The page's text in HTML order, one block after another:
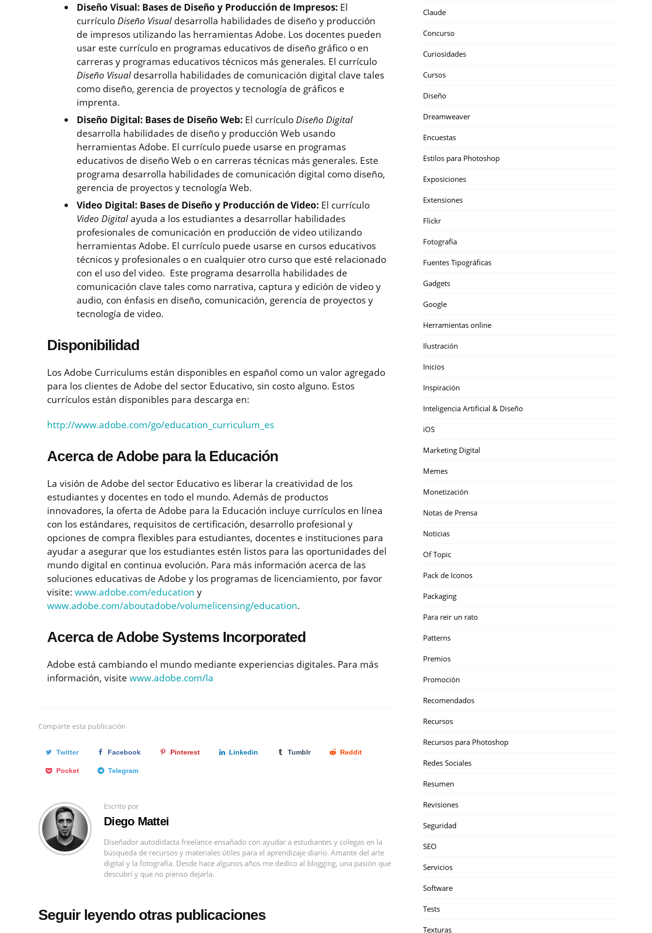
Diseño Visual: Bases de Diseño y Producción de Impresos: El
currículoDiseño Visual desarrolla habilidades de diseño y producción
de impresos utilizando las herramientas Adobe. Los docentes pueden
usar este currículo en programas educativos de diseño gráfico o en
carreras y programas educativos técnicos más generales. El currículo
Diseño Visual desarrolla habilidades de comunicación digital clave tales
como diseño, gerencia de proyectos y tecnología de gráficos e
imprenta.
Diseño Digital: Bases de Diseño Web: El currículoDiseño Digital
desarrolla habilidades de diseño y producción Web usando
herramientas Adobe. El currículo puede usarse en programas
educativos de diseño Web o en carreras técnicas más generales. Este
programa desarrolla habilidades de comunicación digital como diseño,
gerencia de proyectos y tecnología Web.
Video Digital: Bases de Diseño y Producción de Video: El currículo
Video Digital ayuda a los estudiantes a desarrollar habilidades
profesionales de comunicación en producción de video utilizando
herramientas Adobe. El currículo puede usarse en cursos educativos
técnicos y profesionales o en cualquier otro curso que esté relacionado
con el uso del video. Este programa desarrolla habilidades de
comunicación clave tales como narrativa, captura y edición de video y
audio, con énfasis en diseño, comunicación, gerencia de proyectos y
tecnología de video.
Disponibilidad
Los Adobe Curriculums están disponibles en español como un valor agregado
para los clientes de Adobe del sector Educativo, sin costo alguno. Estos
currículos están disponibles para descarga en:
http://www.adobe.com/go/education_curriculum_es
Acerca de Adobe para la Educación
La visión de Adobe del sector Educativo es liberar la creatividad de los
estudiantes y docentes en todo el mundo. Además de productos
innovadores, la oferta de Adobe para la Educación incluye currículos en línea
con los estándares, requisitos de certificación, desarrollo profesional y
opciones de compra flexibles para estudiantes, docentes e instituciones para
ayudar a asegurar que los estudiantes estén listos para las oportunidades del
mundo digital en continua evolución. Para más información acerca de las
soluciones educativas de Adobe y los programas de licenciamiento, por favor
visite: www.adobe.com/education y
www.adobe.com/aboutadobe/volumelicensing/education.
Acerca de Adobe Systems Incorporated
Adobe está cambiando el mundo mediante experiencias digitales. Para más
información, visite www.adobe.com/la
Comparte esta publicación
Twitter Facebook Pinterest Linkedin Tumblr Reddit
Pocket Telegram
Escrito por
Diego Mattei
Diseñador autodidacta freelance ensañado con ayudar a estudiantes y colegas en la
búsqueda de recursos y materiales útiles para el aprendizaje diario. Amante del arte
digital y la fotografía. Desde hace algunos años me dedico al blogging, una pasión que
descubrí y que no pienso dejarla.
Seguir leyendo otras publicaciones
Claude
Concurso
Curiosidades
Cursos
Diseño
Dreamweaver
Encuestas
Estilos para Photoshop
Exposiciones
Extensiones
Flickr
Fotografía
Fuentes Tipográficas
Gadgets
Google
Herramientas online
Ilustración
Inicios
Inspiración
Inteligencia Artificial & Diseño
iOS
Marketing Digital
Memes
Monetización
Notas de Prensa
Noticias
Of Topic
Pack de Iconos
Packaging
Para reir un rato
Patterns
Premios
Promoción
Recomendados
Recursos
Recursos para Photoshop
Redes Sociales
Resumen
Revisiones
Seguridad
SEO
Servicios
Software
Tests
Texturas